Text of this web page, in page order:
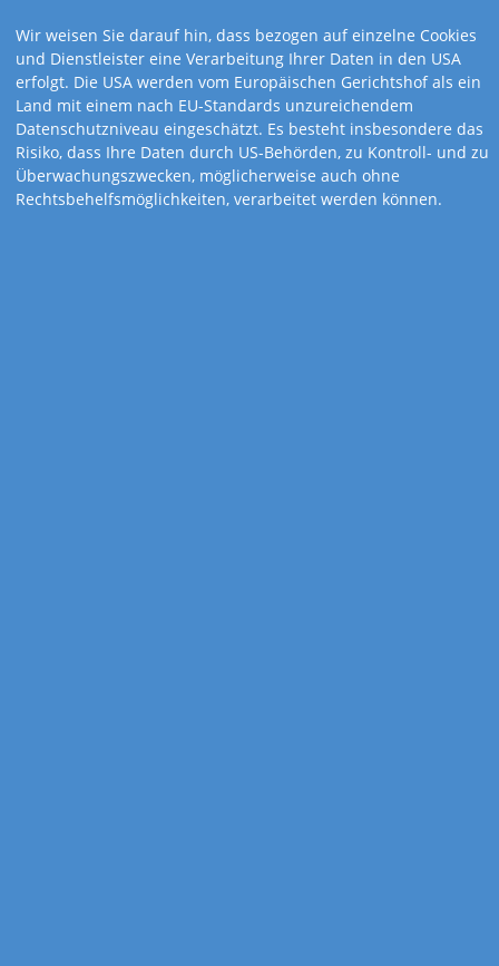
Art.-Nr. 106-A
15,5 x 44,5 cm
Gesund durch
Heilkräuter (österr.
Version)
Art.-Nr. 106-E
15,5 x 44,5 cm
Gesund durch
Heilkräuter (1-
spaltig)
Wir weisen Sie darauf hin, dass bezogen auf einzelne Cookies
und Dienstleister eine Verarbeitung Ihrer Daten in den USA
erfolgt. Die USA werden vom Europäischen Gerichtshof als ein
Land mit einem nach EU-Standards unzureichendem
Datenschutzniveau eingeschätzt. Es besteht insbesondere das
Risiko, dass Ihre Daten durch US-Behörden, zu Kontroll- und zu
Überwachungszwecken, möglicherweise auch ohne
Rechtsbehelfsmöglichkeiten, verarbeitet werden können.